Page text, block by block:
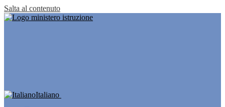
Salta al contenuto
Italiano